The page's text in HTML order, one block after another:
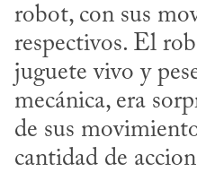
robot, con sus
respectivos. El
juguete vivo y
mecánica, era
de sus
cantidad de